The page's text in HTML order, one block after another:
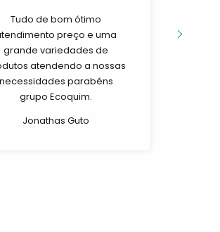
Tudo de bom ótimo
preço e uma
grande variedades de
atendendo a nossas
necessidades parabéns
grupo Ecoquim.
Jonathas Guto